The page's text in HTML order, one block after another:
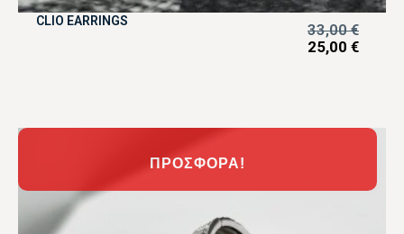
CLIO EARRINGS 33,00€
25,00 €
ΠΡΟΣΦΟΡΆ!